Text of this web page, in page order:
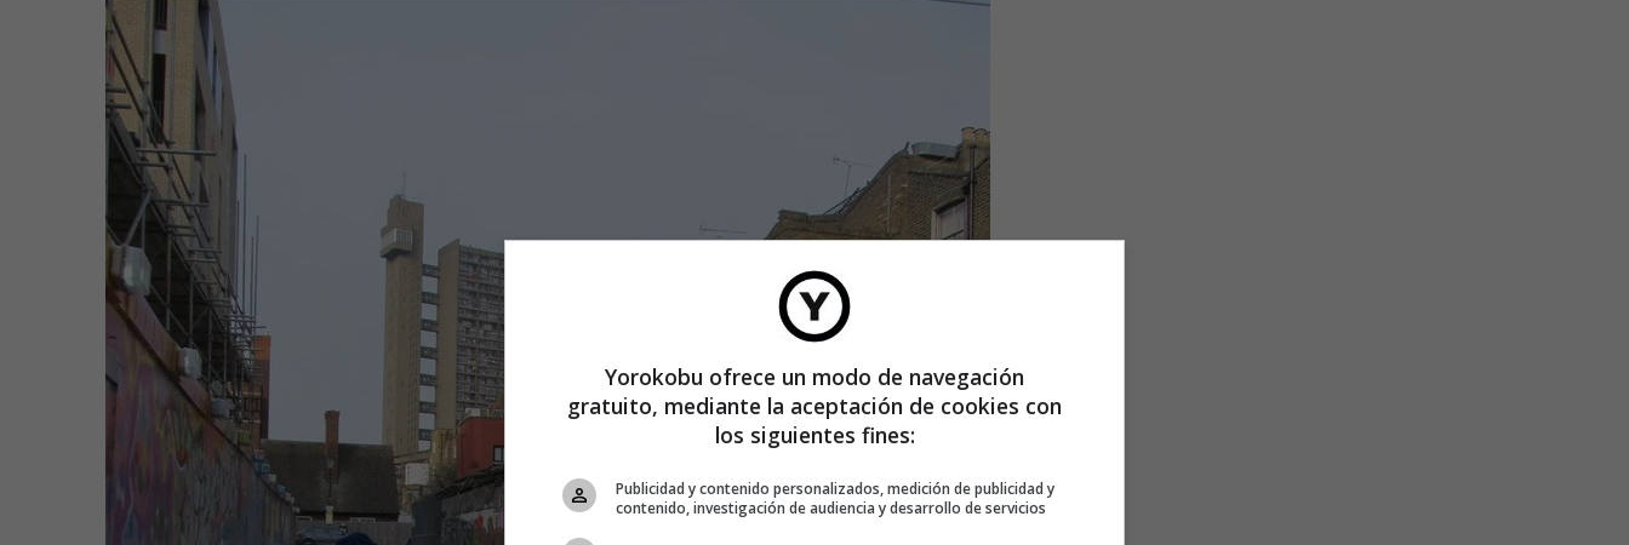
Yorokobu ofrece un modo de navegación
gratuito, mediante la aceptación de cookies con
los siguientes fines:
Publicidad y contenido personalizados, medición de publicidad y
contenido, investigación de audiencia y desarrollo de servicios